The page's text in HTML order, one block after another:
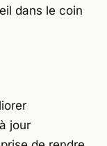
dans le coin
jour